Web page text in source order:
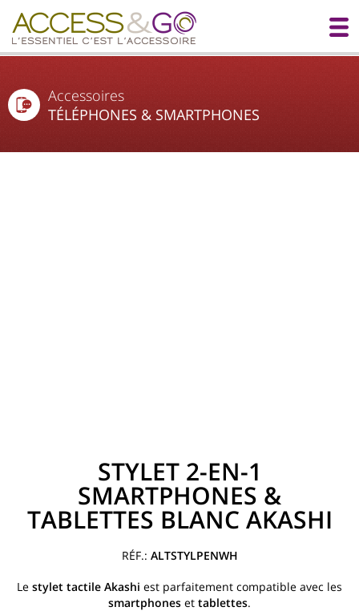
Accessoires
TÉLÉPHONES & SMARTPHONES
STYLET 2-EN-1
SMARTPHONES &
TABLETTES BLANC AKASHI
ALTSTYLPENWH
Le stylet tactile Akashi est parfaitement compatible avec les
smartphones et tablettes.